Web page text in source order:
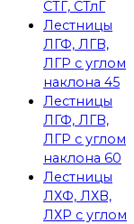
СТГ, СТлГ
Лестницы
ЛГФ, ЛГВ,
ЛГР с углом
наклона 45
Лестницы
ЛГФ, ЛГВ,
ЛГР с углом
наклона 60
Лестницы
ЛХФ, ЛХВ,
ЛХР с углом